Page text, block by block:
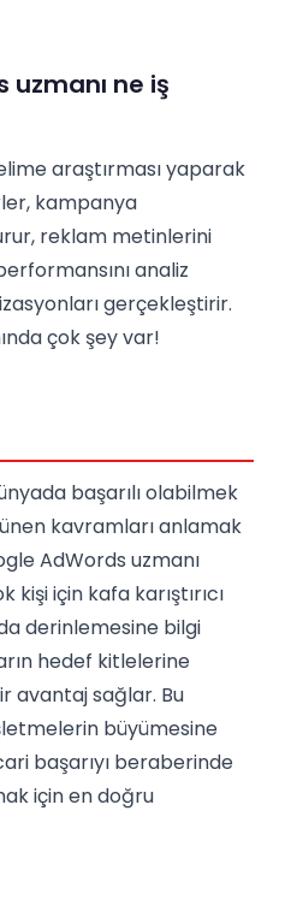
uzmanı ne iş
araştırması yaparak
kampanya
reklam metinlerini
analiz
gerçekleştirir.
çok şey var!
başarılı olabilmek
kavramları anlamak
AdWords uzmanı
kişi için kafa karıştırıcı
derinlemesine bilgi
hedef kitlelerine
avantaj sağlar. Bu
büyümesine
başarıyı beraberinde
için en doğru